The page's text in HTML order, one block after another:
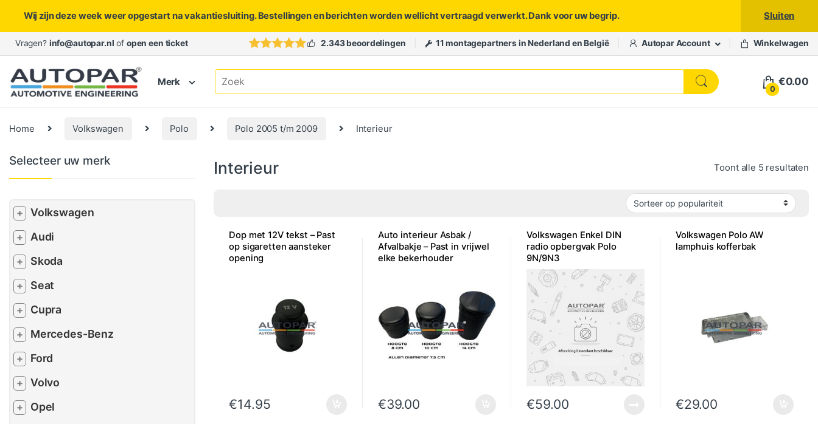
Wij zijn deze week weer opgestart na vakantiesluiting. Bestellingen en berichten worden wellicht vertraagd verwerkt. Dank voor uw begrip. Sluiten
Skip to navigation
Skip to content
Vragen? info@autopar.nl of open een ticket 2.343 beoordelingen 11 montagepartners in Nederland en België Autopar Account Winkelwagen
Merk
Search for:
0
€0.00
Home Volkswagen Polo Polo 2005 t/m 2009 Interieur
Interieur Toont alle 5 resultaten
Dop met 12V tekst – Past
op sigaretten aansteker
opening
€14.95
Auto interieur Asbak /
Afvalbakje – Past in vrijwel
elke bekerhouder
€39.00
Volkswagen Enkel DIN
radio opbergvak Polo
9N/9N3
€59.00
Volkswagen Polo AW
lamphuis kofferbak
€29.00
Selecteer uw merk
+ Volkswagen
+ Audi
+ Skoda
+ Seat
+ Cupra
+ Mercedes-Benz
+ Ford
+ Volvo
+ Opel